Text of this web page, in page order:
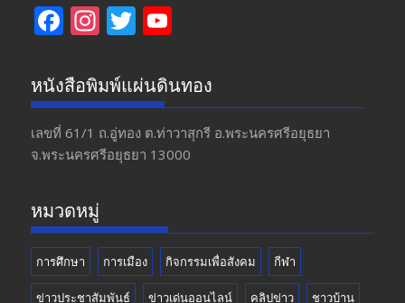
F
e
b
o
o
In
a
gr
a
m
T
itt
er
u
T
u
b
หนังสือพิมพ์แผ่นดินทอง
เลขที่ 61/1 ถ.อู่ทอง​ ต.​ท่าวาสุกรี​ อ.พระนครศรีอยุธยา​
จ.พระนครศรีอยุธยา 13000
หมวดหมู่
การศึกษา การเมือง กิจกรรมเพื่อสังคม กีฬา
ข่าวประชาสัมพันธ์ ข่าวเด่นออนไลน์ คลิปข่าว ชาวบ้าน